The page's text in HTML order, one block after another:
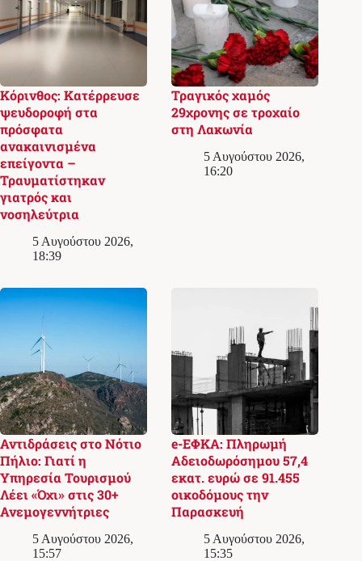
Κόρινθος: Κατέρρευσε
ψευδοροφή στα
πρόσφατα
ανακαινισμένα
επείγοντα –
Τραυματίστηκαν
γιατρός και
νοσηλεύτρια
5 Αυγούστου 2026,
18:39
Τραγικός χαμός
29χρονης σε τροχαίο
στη Λακωνία
5 Αυγούστου 2026,
16:20
Αντιδράσεις στο Νότιο
Πήλιο: Γιατί η
Υπηρεσία Τουρισμού
Λέει «Όχι» στις 30+
Ανεμογεννήτριες
5 Αυγούστου 2026,
15:57
e-ΕΦΚΑ: Πληρωμή
Αδειοδωρόσημου 57,4
εκατ. ευρώ σε 91.455
οικοδόμους την
Παρασκευή
5 Αυγούστου 2026,
15:35